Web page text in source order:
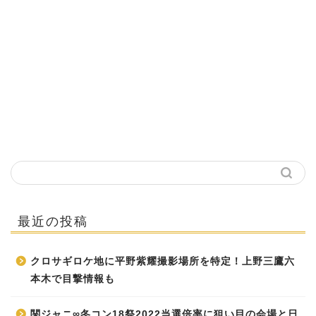
最近の投稿
クロサギロケ地に平野紫耀撮影場所を特定！上野三鷹六
本木で目撃情報も